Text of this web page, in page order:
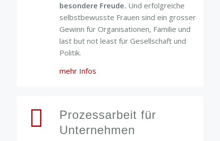
besondere Freude. Und erfolgreiche
selbstbewusste Frauen sind ein grosser
Gewinn für Organisationen, Familie und
last but not least für Gesellschaft und
Politik.
mehr Infos
Prozessarbeit für
Unternehmen